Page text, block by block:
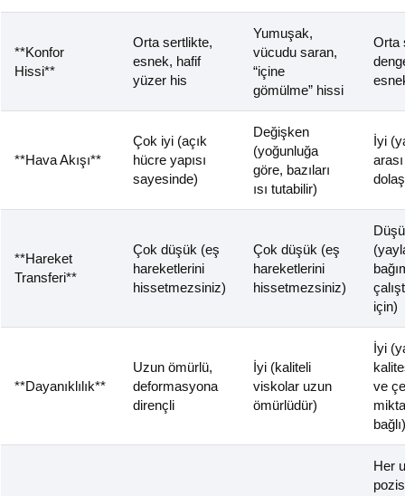
**Konfor
Hissi**
Orta sertlikte,
esnek, hafif
yüzer his
Yumuşak,
vücudu saran,
“içine
gömülme” hissi
Orta
**Hava Akışı**
Çok iyi (açık
hücre yapısı
sayesinde)
Değişken
(yoğunluğa
göre, bazıları
ısı tutabilir)
İyi
**Hareket
Transferi**
Çok düşük (eş
hareketlerini
hissetmezsiniz)
Çok düşük (eş
hareketlerini
hissetmezsiniz)
için)
**Dayanıklılık**
Uzun ömürlü,
deformasyona
dirençli
İyi (kaliteli
viskolar uzun
ömürlüdür)
İyi
ve
bağlı)
Her